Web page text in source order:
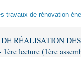
travaux de rénovation
RÉALISATION
lecture (1ère